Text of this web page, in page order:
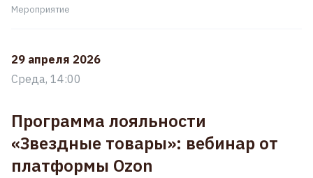
Мероприятие
29 апреля 2026
Среда, 14:00
Программа лояльности
«Звездные товары»: вебинар от
платформы Ozon